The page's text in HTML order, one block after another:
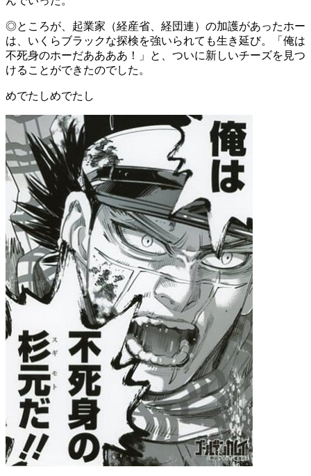
◎ところが、起業家（経産省、経団連）の加護があったホー
は、いくらブラックな探検を強いられても生き延び。「俺は
不死身のホーだああああ！」と、ついに新しいチーズを見つ
けることができたのでした。
めでたしめでたし